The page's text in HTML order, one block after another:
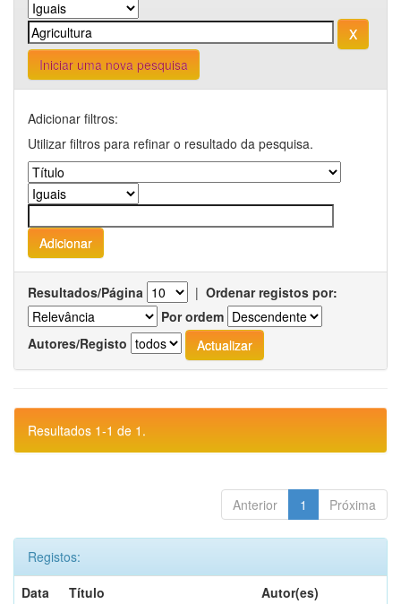
Iniciar uma nova pesquisa
Adicionar filtros:
Utilizar filtros para refinar o resultado da pesquisa.
Resultados/Página | Ordenar registos por:
Por ordem
Autores/Registo
Resultados 1-1 de 1.
Anterior 1 Próxima
Registos:
Data
Título
Autor(es)